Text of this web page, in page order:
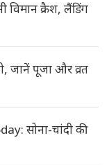
विमान क्रैश, लैंडिंग
जानें पूजा और व्रत
सोना-चांदी की